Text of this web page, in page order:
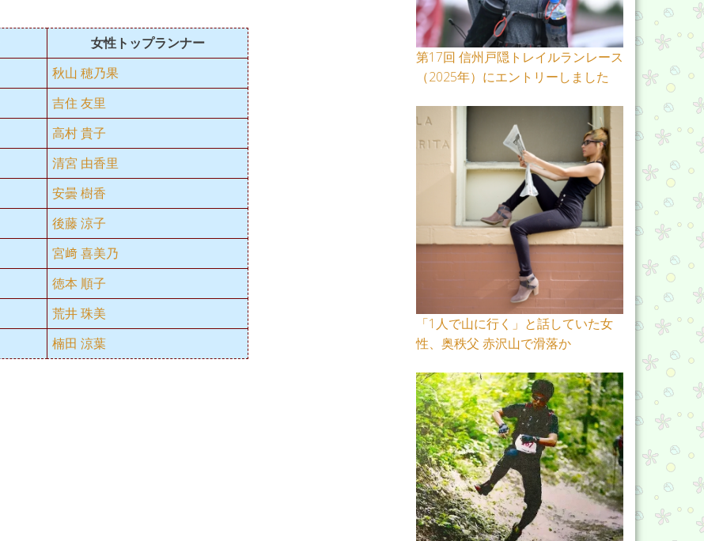
女性トップランナー
秋山 穂乃果
吉住 友里
高村 貴子
清宮 由香里
安曇 樹香
後藤 涼子
宮﨑 喜美乃
徳本 順子
荒井 珠美
楠田 涼葉
第17回 信州戸隠トレイルランレース
（2025年）にエントリーしました
「1人で山に行く」と話していた女
性、奥秩父 赤沢山で滑落か